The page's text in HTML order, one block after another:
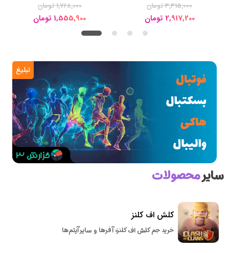
1,768,000 تومان
1,555,900 تومان
3,315,000 تومان
2,917,200 تومان
تبلیغ
سایرمحصولات
کلش اف کلنز
خرید جم کلش اف کلنز، آفرها و سایر آیتم‌ها